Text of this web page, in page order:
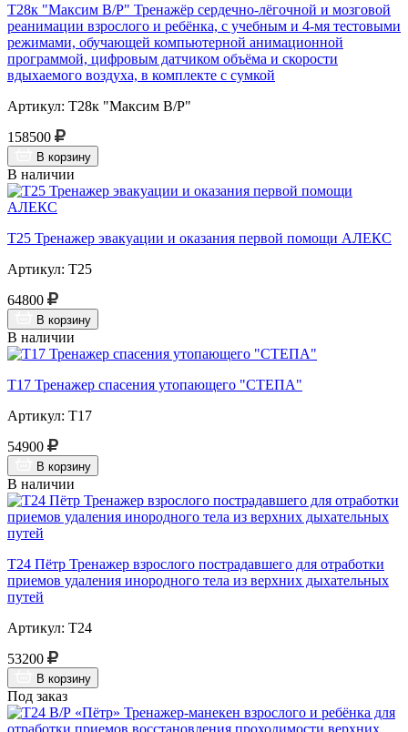
Т28к "Максим В/Р" Тренажёр сердечно-лёгочной и мозговой
реанимации взрослого и ребёнка, с учебным и 4-мя тестовыми
режимами, обучающей компьютерной анимационной
программой, цифровым датчиком объёма и скорости
вдыхаемого воздуха, в комплекте с сумкой
Артикул: Т28к "Максим В/Р"
158500
В корзину
В наличии
Т25 Тренажер эвакуации и оказания первой помощи АЛЕКС
Артикул: Т25
64800
В корзину
В наличии
Т17 Тренажер спасения утопающего "СТЕПА"
Артикул: Т17
54900
В корзину
В наличии
Т24 Пётр Тренажер взрослого пострадавшего для отработки
приемов удаления инородного тела из верхних дыхательных
путей
Артикул: Т24
53200
В корзину
Под заказ